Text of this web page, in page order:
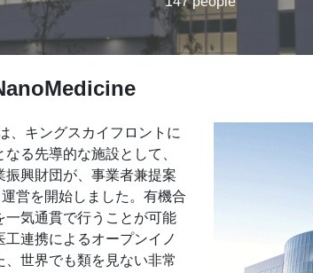
、キングスカイフロントに
る先導的な施設として、
振興財団が、事業者兼提案
営を開始しました。有機合
一気通貫で行うことが可能
連携によるオープンイノ
世界でも類を見ない非常